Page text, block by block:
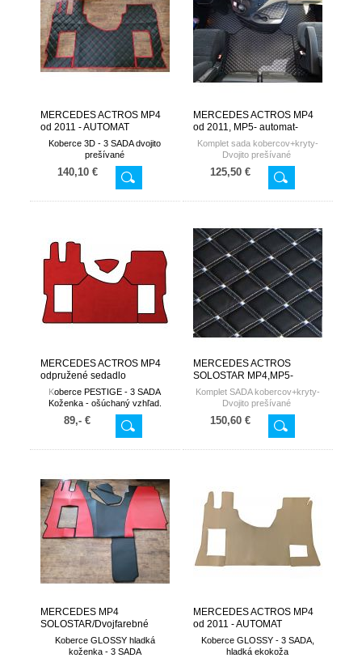
MERCEDES ACTROS MP4
od 2011 - AUTOMAT
Koberce 3D - 3 SADAdvojito
prešívané
140,10 €
MERCEDES ACTROS MP4
od 2011, MP5- automat-
ROYAL-line
Komplet sada kobercov+kryty-
Dvojito prešívané
125,50 €
MERCEDES ACTROS MP4
odpružené sedadlo
spolujazdca od 2011-
AUTOMAT
Koberce PESTIGE - 3 SADA
Koženka - ošúchaný vzhľad.
89,- €
MERCEDES ACTROS
SOLOSTAR MP4,MP5-
ROYAL-Line
Komplet SADA kobercov+kryty-
Dvojito prešívané
150,60 €
MERCEDES MP4
SOLOSTAR/Dvojfarebné
Koberce GLOSSY hladká
koženka - 3 SADA
MERCEDES ACTROS MP4
od 2011 - AUTOMAT
Koberce GLOSSY - 3 SADA,
hladká ekokoža